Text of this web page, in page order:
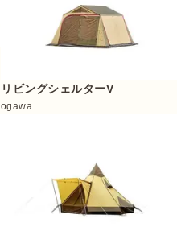
リビングシェルターV
ogawa